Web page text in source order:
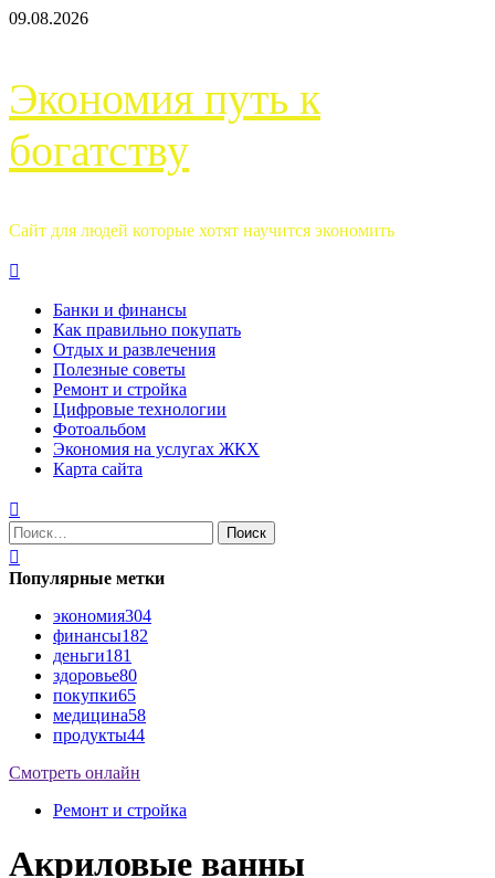
Перейти
09.08.2026
Экономия путь к
богатству
Сайт для людей которые хотят научится экономить
Банки и финансы
Как правильно покупать
Отдых и развлечения
Полезные советы
Ремонт и стройка
Цифровые технологии
Фотоальбом
Экономия на услугах ЖКХ
Карта сайта
Найти:
Популярные метки
экономия304
финансы182
деньги181
здоровье80
покупки65
медицина58
продукты44
Смотреть онлайн
Ремонт и стройка
Акриловые ванны